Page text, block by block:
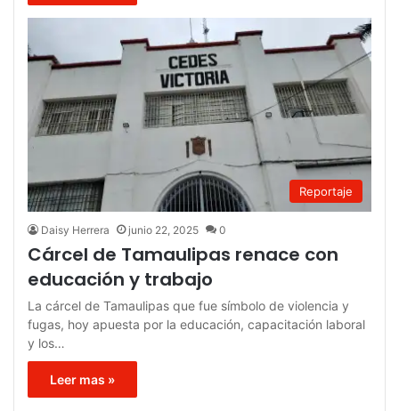
Reportaje
Daisy Herrera junio 22, 2025 0
Cárcel de Tamaulipas renace con
educación y trabajo
La cárcel de Tamaulipas que fue símbolo de violencia y
fugas, hoy apuesta por la educación, capacitación laboral
y los…
Leer mas »